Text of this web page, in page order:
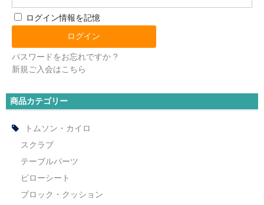
ログイン情報を記憶
パスワードをお忘れですか ?
新規ご入会はこちら
商品カテゴリー
トムソン・カイロ
スクラブ
テーブルパーツ
ピローシート
ブロック・クッション